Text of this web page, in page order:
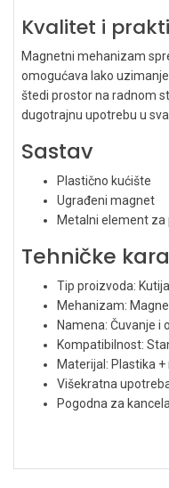
Kvalitet i
Magnetni mehanizam
omogućava lako
štedi prostor na radnom
dugotrajnu upotrebu u
Sastav
Plastično kućište
Ugrađeni magnet
Metalni element za
Tehničke
Tip proizvoda:
Mehanizam:
Namena: Čuvanje i
Kompatibilnost:
Materijal: Plastika
Višekratna
Pogodna za